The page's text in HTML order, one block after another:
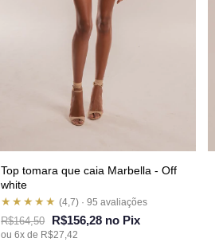
Top tomara que caia Marbella - Off
white
★★★★★ (4,7) · 95 avaliações
R$164,50 R$156,28 no Pix
ou 6x de R$27,42